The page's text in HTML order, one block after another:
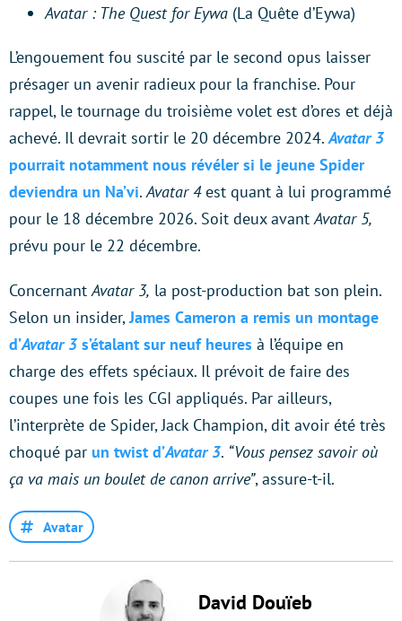
Avatar : The Quest for Eywa (La Quête d’Eywa)
L’engouement fou suscité par le second opus laisser
présager un avenir radieux pour la franchise. Pour
rappel, le tournage du troisième volet est d’ores et déjà
achevé. Il devrait sortir le 20 décembre 2024.Avatar 3
pourrait notamment nous révéler si le jeune Spider
deviendra un Na’vi.Avatar 4est quant à lui programmé
pour le 18 décembre 2026. Soit deux avantAvatar 5,
prévu pour le 22 décembre.
ConcernantAvatar 3, la post-production bat son plein.
Selon un insider,James Cameron a remis un montage
d’Avatar 3 s’étalant sur neuf heures à l’équipe en
charge des effets spéciaux. Il prévoit de faire des
coupes une fois les CGI appliqués. Par ailleurs,
l’interprète de Spider, Jack Champion, dit avoir été très
choqué par un twist d’Avatar 3. “Vous pensez savoir où
ça va mais un boulet de canon arrive”, assure-t-il.
Avatar
David Douïeb